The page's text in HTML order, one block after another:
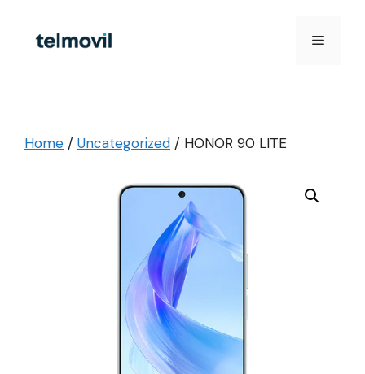
content
Menu
Home / Uncategorized / HONOR 90 LITE